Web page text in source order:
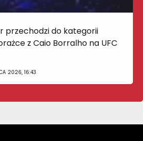
przechodzi do kategorii
z Caio Borralho na UFC
2026, 16:43